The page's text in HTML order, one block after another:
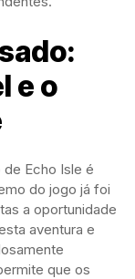
e o
Echo Isle é
do jogo já foi
a oportunidade
aventura e
que os